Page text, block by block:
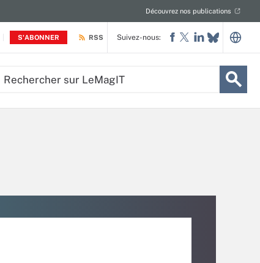
S'ABONNER
Découvrez nos publications
RSS Suivez-nous: